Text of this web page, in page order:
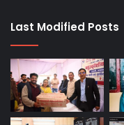
Last Modified Posts